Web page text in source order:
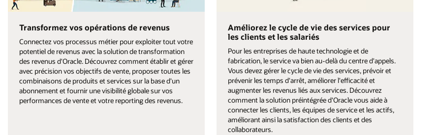
Transformez vos opérations de revenus
Connectez vos processus métier pour exploiter tout votre
potentiel de revenus avec la solution de transformation
des revenus d'Oracle. Découvrez comment établir et gérer
avec précision vos objectifs de vente, proposer toutes les
combinaisons de produits et services sur la base d'un
abonnement et fournir une visibilité globale sur vos
performances de vente et votre reporting des revenus.
Améliorez le cycle de vie des services pour
les clients et les salariés
Pour les entreprises de haute technologie et de
fabrication, le service va bien au-delà du centre d'appels.
Vous devez gérer le cycle de vie des services, prévoir et
prévenir les temps d'arrêt, améliorer l'efficacité et
augmenter les revenus liés aux services. Découvrez
comment la solution préintégrée d'Oracle vous aide à
connecter les clients, les équipes de service et les actifs,
améliorant ainsi la satisfaction des clients et des
collaborateurs.